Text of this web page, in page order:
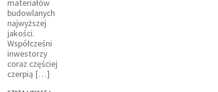
materiałów
budowlanych
najwyższej
jakości.
Współcześni
inwestorzy
coraz częściej
czerpią […]